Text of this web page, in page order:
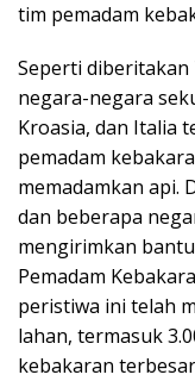
tim pemadam
Seperti diberitakan
negara-negara
Kroasia, dan Italia
pemadam
memadamkan api.
dan beberapa
mengirimkan
Pemadam
peristiwa ini telah
lahan, termasuk
kebakaran